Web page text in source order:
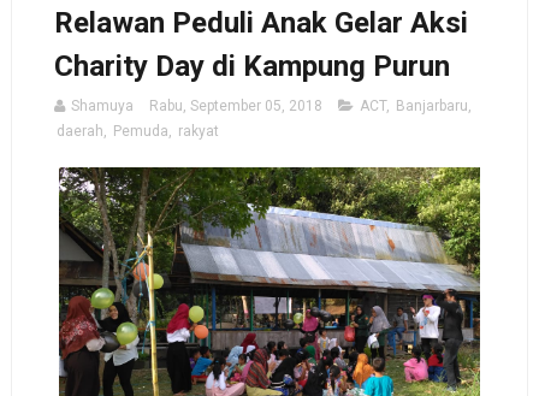
Relawan Peduli Anak Gelar Aksi
Charity Day di Kampung Purun
Shamuya Rabu, September 05, 2018 ACT, Banjarbaru,
daerah, Pemuda, rakyat